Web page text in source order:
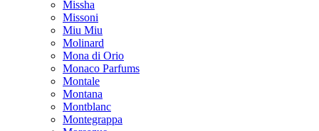
Missha
Missoni
Miu Miu
Molinard
Mona di Orio
Monaco Parfums
Montale
Montana
Montblanc
Montegrappa